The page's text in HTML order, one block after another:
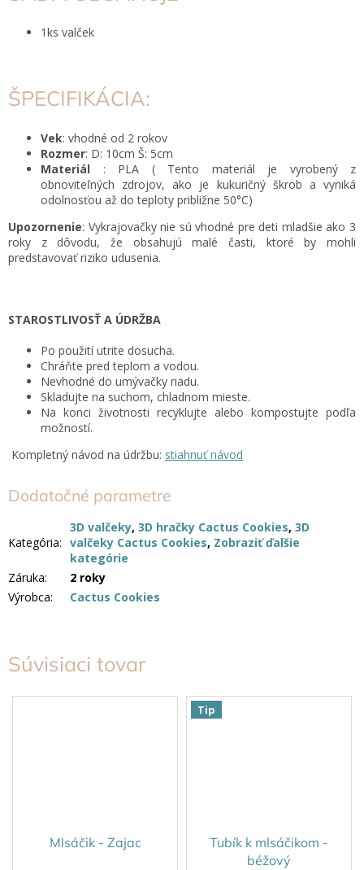
Súvisiaci tovar
Mlsáčik - Zajac
Tip
Tubík k mlsáčikom -
béžový
1ks valček
ŠPECIFIKÁCIA:
Vek: vhodné od 2 rokov
Rozmer: D: 10cm Š: 5cm
Materiál : PLA ( Tento materiál je vyrobený z
obnoviteľných zdrojov, ako je kukuričný škrob a vyniká
odolnosťou až do teploty približne 50°C)
Upozornenie: Vykrajovačky nie sú vhodné pre deti mladšie ako 3
roky z dôvodu, že obsahujú malé časti, ktoré by mohli
predstavovať riziko udusenia.
STAROSTLIVOSŤ A ÚDRŽBA
Po použití utrite dosucha.
Chráňte pred teplom a vodou.
Nevhodné do umývačky riadu.
Skladujte na suchom, chladnom mieste.
Na konci životnosti recyklujte alebo kompostujte podľa
možností.
Kompletný návod na údržbu: stiahnuť návod
Dodatočné parametre
Kategória:
3D valčeky, 3D hračky Cactus Cookies, 3D
valčeky Cactus Cookies, Zobraziť ďalšie
kategórie
Záruka:
2 roky
Výrobca: Cactus Cookies